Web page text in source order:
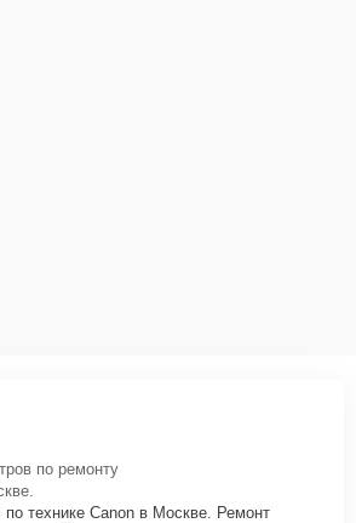
по ремонту
технике Canon в Москве. Ремонт